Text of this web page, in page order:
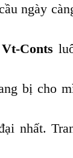
ngày
Conts
bị cho
nhất.